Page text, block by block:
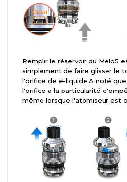
Remplir le réservoir du Melo5
simplement de faire glisser le
l'orifice de e-liquide.A noté
l'orifice a la particularité
même lorsque l'atomiseur est